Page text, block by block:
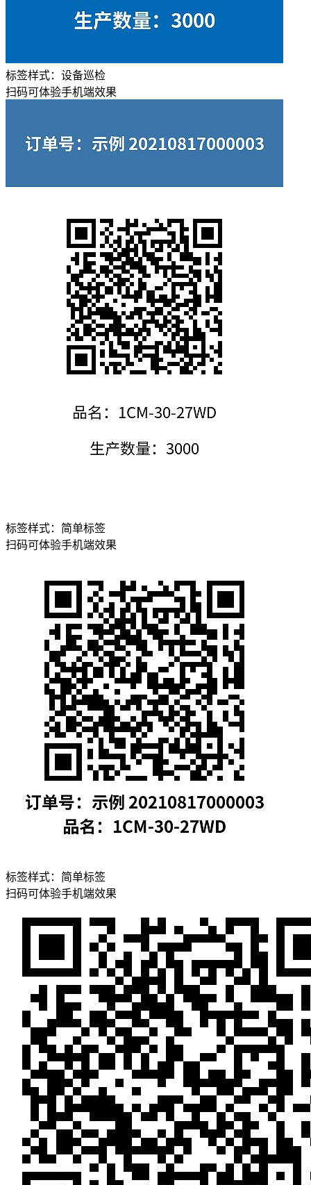
标签样式： 设备巡检
扫码可体验手机端效果
标签样式： 简单标签
扫码可体验手机端效果
标签样式： 简单标签
扫码可体验手机端效果